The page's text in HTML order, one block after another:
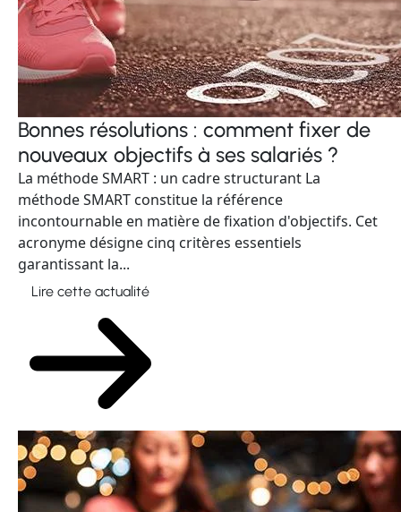
Bonnes résolutions : comment fixer de
nouveaux objectifs à ses salariés ?
La méthode SMART : un cadre structurant La
méthode SMART constitue la référence
incontournable en matière de fixation d'objectifs. Cet
acronyme désigne cinq critères essentiels
garantissant la...
Lire cette actualité